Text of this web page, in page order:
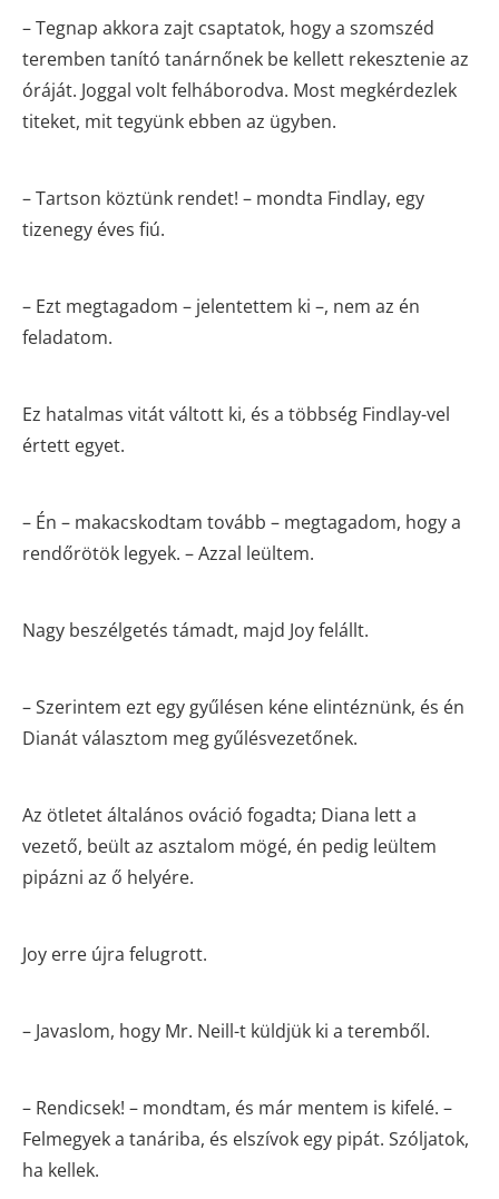
– Tegnap akkora zajt csaptatok, hogy a szomszéd
teremben tanító tanárnőnek be kellett rekesztenie az
óráját. Joggal volt felháborodva. Most megkérdezlek
titeket, mit tegyünk ebben az ügyben.
– Tartson köztünk rendet! – mondta Findlay, egy
tizenegy éves fiú.
– Ezt megtagadom – jelentettem ki –, nem az én
feladatom.
Ez hatalmas vitát váltott ki, és a többség Findlay-vel
értett egyet.
– Én – makacskodtam tovább – megtagadom, hogy a
rendőrötök legyek. – Azzal leültem.
Nagy beszélgetés támadt, majd Joy felállt.
– Szerintem ezt egy gyűlésen kéne elintéznünk, és én
Dianát választom meg gyűlésvezetőnek.
Az ötletet általános ováció fogadta; Diana lett a
vezető, beült az asztalom mögé, én pedig leültem
pipázni az ő helyére.
Joy erre újra felugrott.
– Javaslom, hogy Mr. Neill-t küldjük ki a teremből.
– Rendicsek! – mondtam, és már mentem is kifelé. –
Felmegyek a tanáriba, és elszívok egy pipát. Szóljatok,
ha kellek.